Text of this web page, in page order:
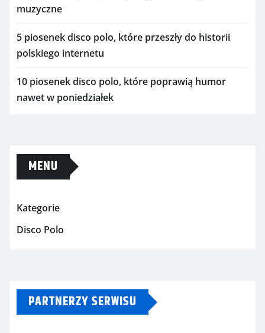
muzyczne
5 piosenek disco polo, które przeszły do historii
polskiego internetu
10 piosenek disco polo, które poprawią humor
nawet w poniedziałek
MENU
Kategorie
Disco Polo
PARTNERZY SERWISU